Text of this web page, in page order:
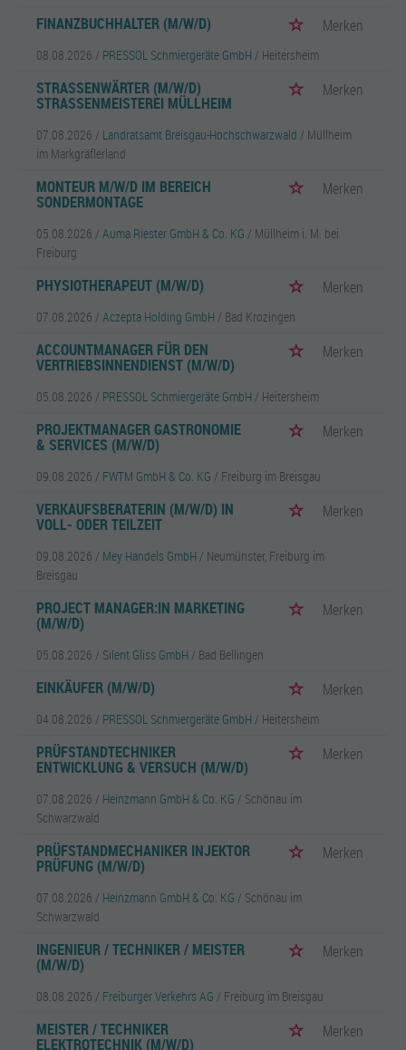
FINANZBUCHHALTER (M/W/D) Merken
08.08.2026 / PRESSOL Schmiergeräte GmbH / Heitersheim
STRASSENWÄRTER (M/W/D) S
TRASSENMEISTEREI MÜLLHEIM
Merken
07.08.2026 / Landratsamt Breisgau-Hochschwarzwald / Müllheim
im Markgräflerland
MONTEUR M/W/D IM BEREICH
SONDERMONTAGE
Merken
05.08.2026 / Auma Riester GmbH & Co. KG / Müllheim i. M. bei
Freiburg
PHYSIOTHERAPEUT (M/W/D) Merken
07.08.2026 / Aczepta Holding GmbH / Bad Krozingen
ACCOUNTMANAGER FÜR DEN
VERTRIEBSINNENDIENST (M/W/D)
Merken
05.08.2026 / PRESSOL Schmiergeräte GmbH / Heitersheim
PROJEKTMANAGER GASTRONOMIE
& SERVICES (M/W/D)
Merken
09.08.2026 / FWTM GmbH & Co. KG / Freiburg im Breisgau
VERKAUFSBERATERIN (M/W/D) IN
VOLL- ODER TEILZEIT
Merken
09.08.2026 / Mey Handels GmbH / Neumünster, Freiburg im
Breisgau
PROJECT MANAGER:IN MARKETING
(M/W/D)
Merken
05.08.2026 / Silent Gliss GmbH / Bad Bellingen
EINKÄUFER (M/W/D) Merken
04.08.2026 / PRESSOL Schmiergeräte GmbH / Heitersheim
PRÜFSTANDTECHNIKER
ENTWICKLUNG & VERSUCH (M/W/D)
Merken
07.08.2026 / Heinzmann GmbH & Co. KG / Schönau im
Schwarzwald
PRÜFSTANDMECHANIKER INJEKTOR
PRÜFUNG (M/W/D)
Merken
07.08.2026 / Heinzmann GmbH & Co. KG / Schönau im
Schwarzwald
INGENIEUR / TECHNIKER / MEISTER
(M/W/D)
Merken
08.08.2026 / Freiburger Verkehrs AG / Freiburg im Breisgau
MEISTER / TECHNIKER
ELEKTROTECHNIK (M/W/D)
Merken